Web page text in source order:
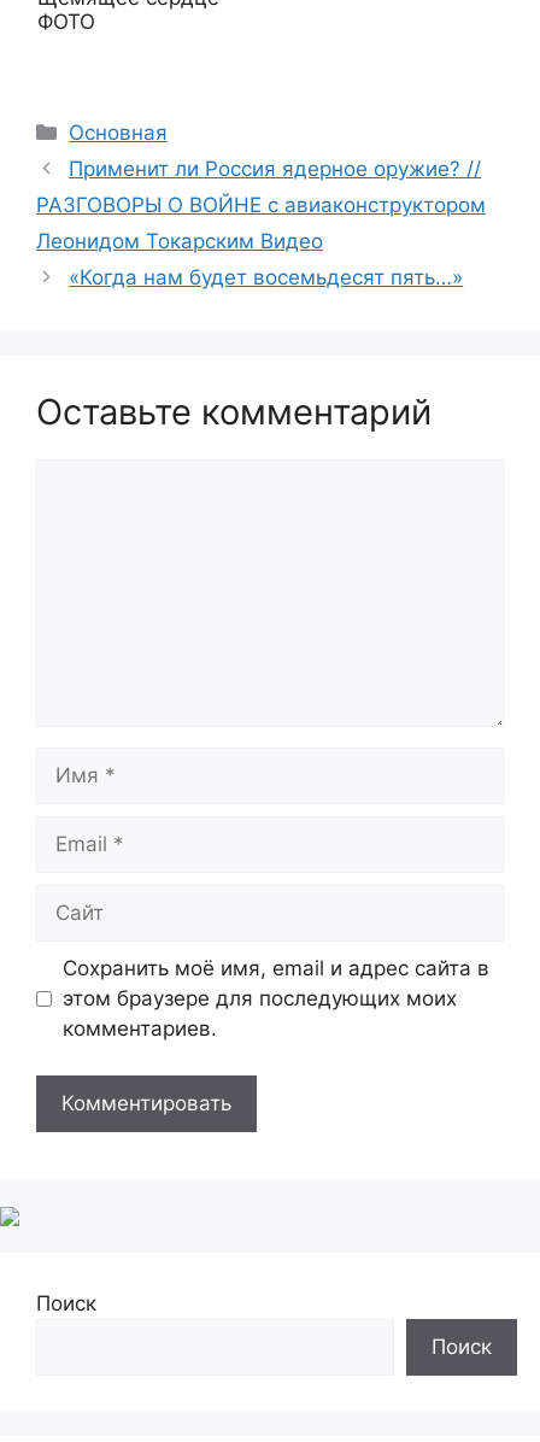
ФОТО
Рубрики
Основная
Применит ли Россия ядерное оружие? //
РАЗГОВОРЫ О ВОЙНЕ с авиаконструктором
Леонидом Токарским Видео
«Когда нам будет восемьдесят пять…»
Оставьте комментарий
Имя
Email
Сайт
Сохранить моё имя, email и адрес сайта в
этом браузере для последующих моих
комментариев.
Поиск
Поиск